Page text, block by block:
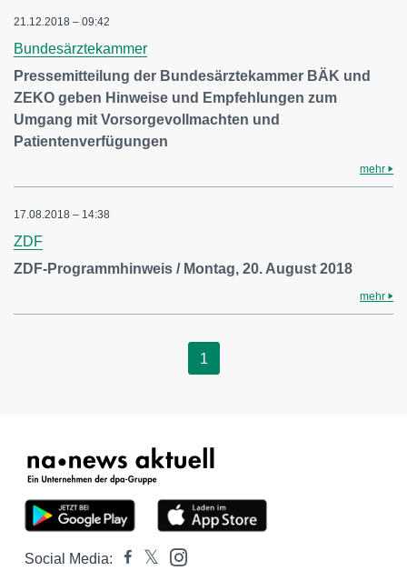
21.12.2018 – 09:42
Bundesärztekammer
Pressemitteilung der Bundesärztekammer BÄK und
ZEKO geben Hinweise und Empfehlungen zum
Umgang mit Vorsorgevollmachten und
Patientenverfügungen
mehr
17.08.2018 – 14:38
ZDF
ZDF-Programmhinweis / Montag, 20. August 2018
mehr
1
Social Media: